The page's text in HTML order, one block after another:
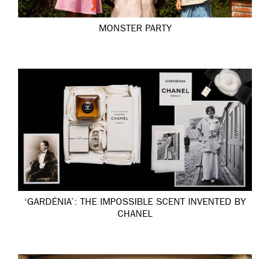
MONSTER PARTY
‘GARDÉNIA’: THE IMPOSSIBLE SCENT INVENTED BY
CHANEL